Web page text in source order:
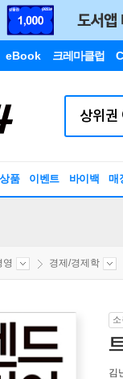
eBook 크레마클럽
품 이벤트 바이백 매
영 경제/경제학
김